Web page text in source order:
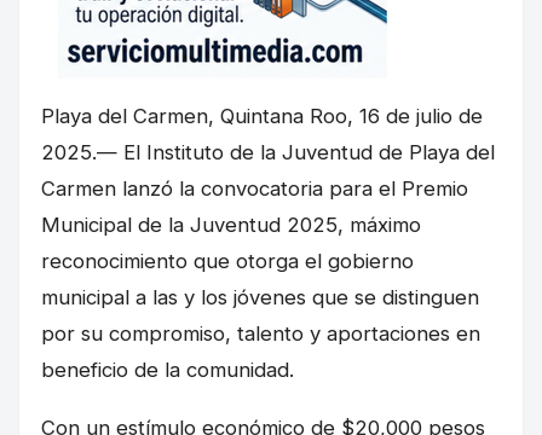
Playa del Carmen, Quintana Roo, 16 de julio de
2025.— El Instituto de la Juventud de Playa del
Carmen lanzó la convocatoria para el Premio
Municipal de la Juventud 2025, máximo
reconocimiento que otorga el gobierno
municipal a las y los jóvenes que se distinguen
por su compromiso, talento y aportaciones en
beneficio de la comunidad.
Con un estímulo económico de $20,000 pesos